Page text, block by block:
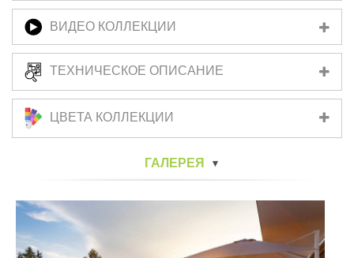
ВИДЕО КОЛЛЕКЦИИ
ТЕХНИЧЕСКОЕ ОПИСАНИЕ
ЦВЕТА КОЛЛЕКЦИИ
ГАЛЕРЕЯ